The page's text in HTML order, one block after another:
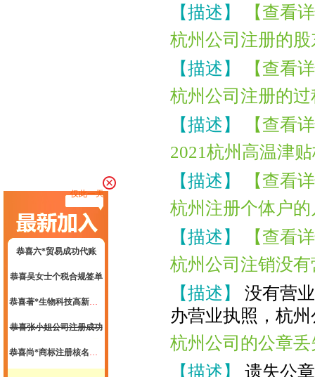
仅此一天
恭喜杭州*贸易签约公司注册
恭喜六*贸易成功代账
恭喜吴女士个税合规签单
恭喜著*生物科技高新申报成功
恭喜张小姐公司注册成功
恭喜尚*商标注册核名成功
恭喜尚先生代账2年送一季度代理记账
【描述】
【查看
杭州公司注册的
【描述】
【查看
杭州公司注册的
【描述】
【查看
2021杭州高温津
【描述】
【查看
杭州注册个体户
【描述】
【查看
杭州公司注销没
【描述】
没有营
办营业执照，杭
杭州公司的公章
【描述】
遗失公